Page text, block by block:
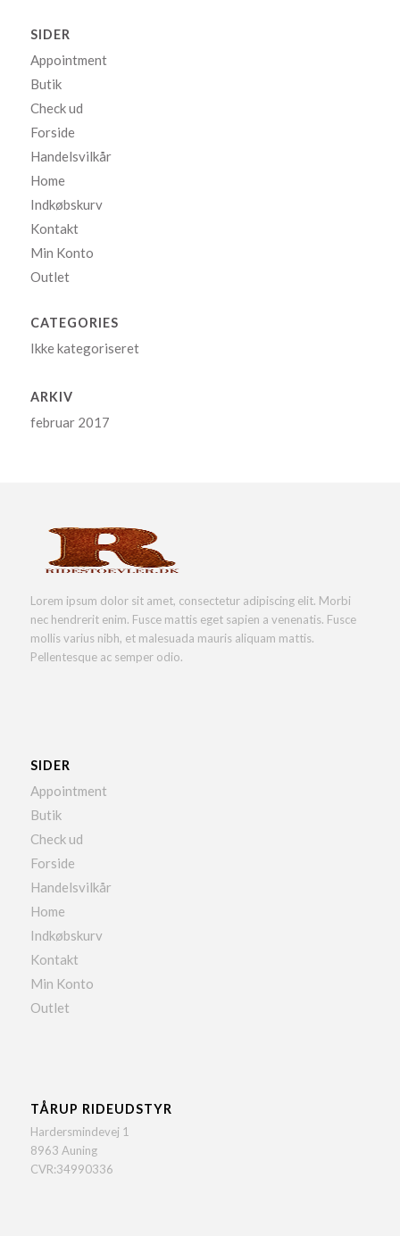
SIDER
Appointment
Butik
Check ud
Forside
Handelsvilkår
Home
Indkøbskurv
Kontakt
Min Konto
Outlet
CATEGORIES
Ikke kategoriseret
ARKIV
februar 2017
Lorem ipsum dolor sit amet, consectetur adipiscing elit. Morbi
nec hendrerit enim. Fusce mattis eget sapien a venenatis. Fusce
mollis varius nibh, et malesuada mauris aliquam mattis.
Pellentesque ac semper odio.
SIDER
Appointment
Butik
Check ud
Forside
Handelsvilkår
Home
Indkøbskurv
Kontakt
Min Konto
Outlet
TÅRUP RIDEUDSTYR
Hardersmindevej 1
8963 Auning
CVR:34990336